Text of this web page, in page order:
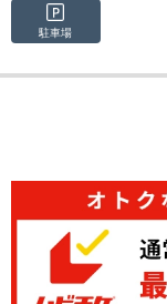
駐車場